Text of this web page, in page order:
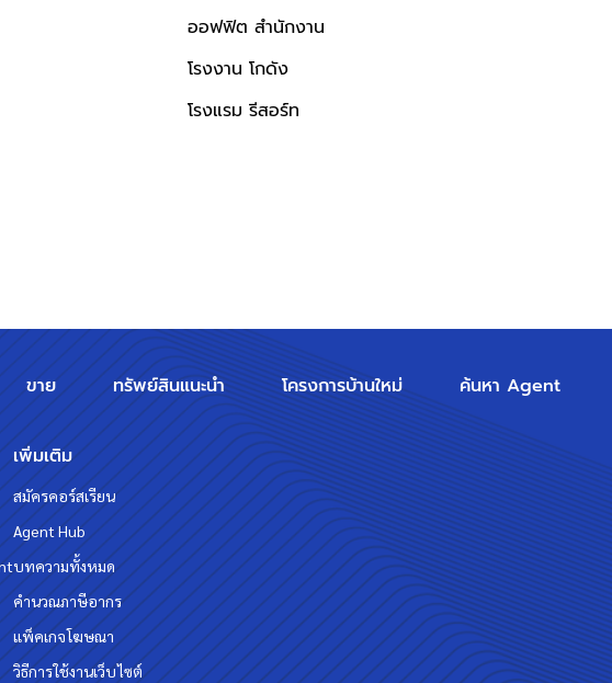
ออฟฟิต สำนักงาน
โรงงาน โกดัง
โรงแรม รีสอร์ท
ขาย ทรัพย์สินแนะนำ โครงการบ้านใหม่ ค้นหา Agent
เพิ่มเติม
สมัครคอร์สเรียน
Agent Hub
บทความทั้งหมด
คำนวณภาษีอากร
แพ็คเกจโฆษณา
วิธีการใช้งานเว็บไซต์